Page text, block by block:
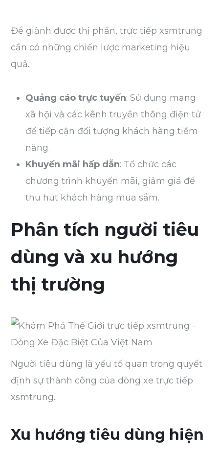
Để giành được thị phần, trực tiếp xsmtrung
cần có những chiến lược marketing hiệu
quả.
Quảng cáo trực tuyến: Sử dụng mạng
xã hội và các kênh truyền thông điện tử
để tiếp cận đối tượng khách hàng tiềm
năng.
Khuyến mãi hấp dẫn: Tổ chức các
chương trình khuyến mãi, giảm giá để
thu hút khách hàng mua sắm.
Phân tích người tiêu
dùng và xu hướng
thị trường
Người tiêu dùng là yếu tố quan trọng quyết
định sự thành công của dòng xe trực tiếp
xsmtrung.
Xu hướng tiêu dùng hiện